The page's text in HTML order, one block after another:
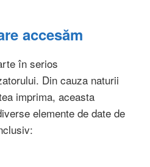
accesăm
în serios
Din cauza naturii
imprima, aceasta
elemente de date de